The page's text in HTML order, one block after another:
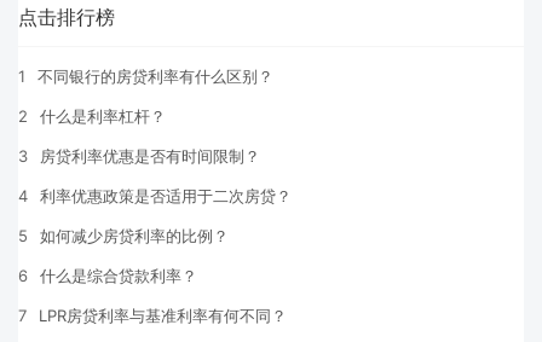
点击排行榜
1 不同银行的房贷利率有什么区别？
2 什么是利率杠杆？
3 房贷利率优惠是否有时间限制？
4 利率优惠政策是否适用于二次房贷？
5 如何减少房贷利率的比例？
6 什么是综合贷款利率？
7 LPR房贷利率与基准利率有何不同？